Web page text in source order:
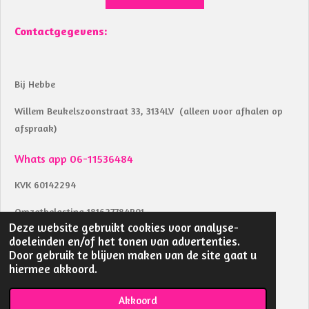
Deze website gebruikt cookies voor analyse-
doeleinden en/of het tonen van advertenties.
Door gebruik te blijven maken van de site gaat u
hiermee akkoord.
Akkoord
Contactgegevens:
Bij Hebbe
Willem Beukelszoonstraat 33, 3134LV (alleen voor afhalen op
afspraak)
Whats app 06-11536484
KVK 60142294
Omzetbelasting 181627784B01
Btw identificatienummer NL002039853B04
IBAN NL18RABO0157283291